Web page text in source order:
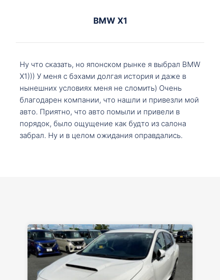
BMW X1
Ну что сказать, но японском рынке я выбрал BMW
X1))) У меня с бэхами долгая история и даже в
нынешних условиях меня не сломить) Очень
благодарен компании, что нашли и привезли мой
авто. Приятно, что авто помыли и привели в
порядок, было ощущение как будто из салона
забрал. Ну и в целом ожидания оправдались.